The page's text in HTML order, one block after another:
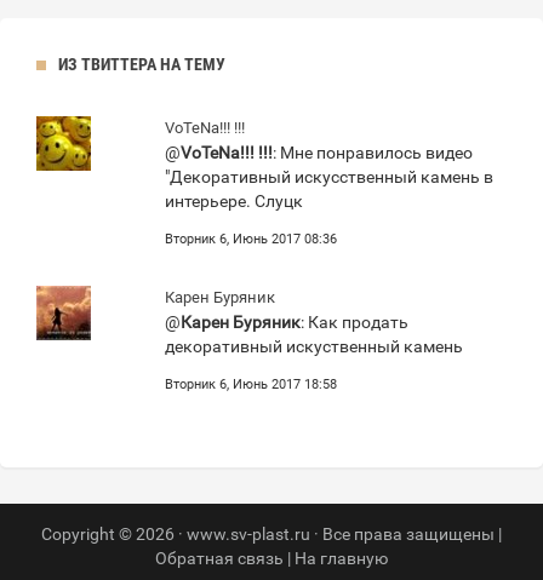
ИЗ ТВИТТЕРА НА ТЕМУ
VoTeNa!!! !!!
@VoTeNa!!! !!!: Мне понравилось видео
"Декоративный искусственный камень в
интерьере. Слуцк
Вторник 6, Июнь 2017 08:36
Карен Буряник
@Карен Буряник: Как продать
декоративный искуственный камень
Вторник 6, Июнь 2017 18:58
Copyright © 2026 · www.sv-plast.ru · Все права защищены |
Обратная связь | На главную